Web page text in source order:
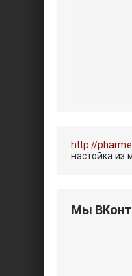
http://
настойка из
Мы